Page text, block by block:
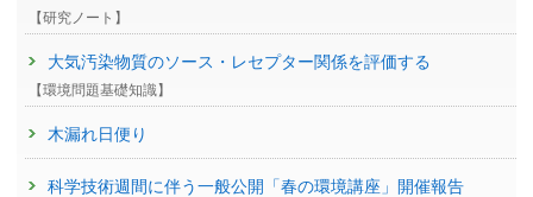
【研究ノート】
大気汚染物質のソース・レセプター関係を評価する
【環境問題基礎知識】
木漏れ日便り
科学技術週間に伴う一般公開「春の環境講座」開催報告